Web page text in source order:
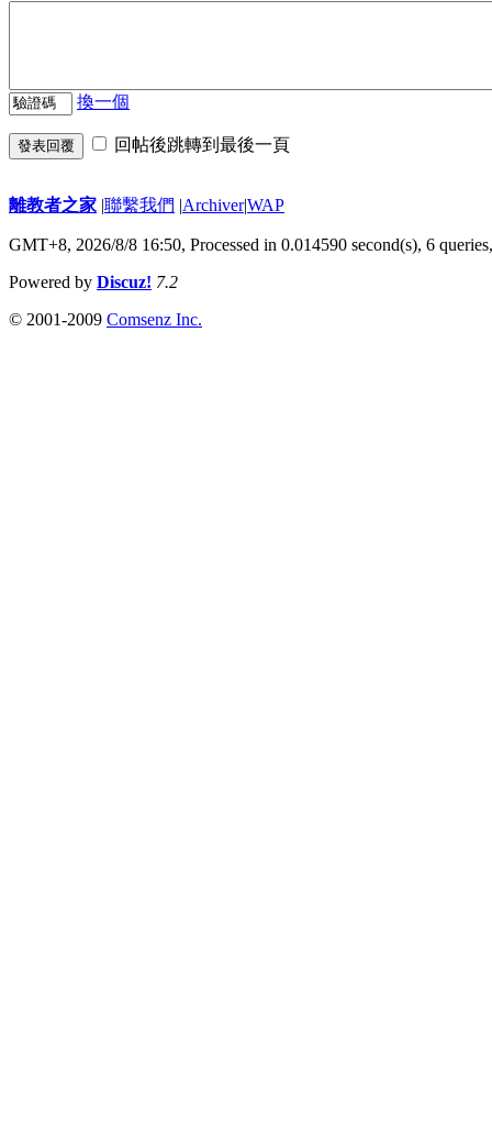
換一個
發表回覆 回帖後跳轉到最後一頁
離教者之家 |聯繫我們 |Archiver|WAP
GMT+8, 2026/8/8 16:50, Processed in 0.014590 second(s), 6
Powered by Discuz! 7.2
© 2001-2009 Comsenz Inc.